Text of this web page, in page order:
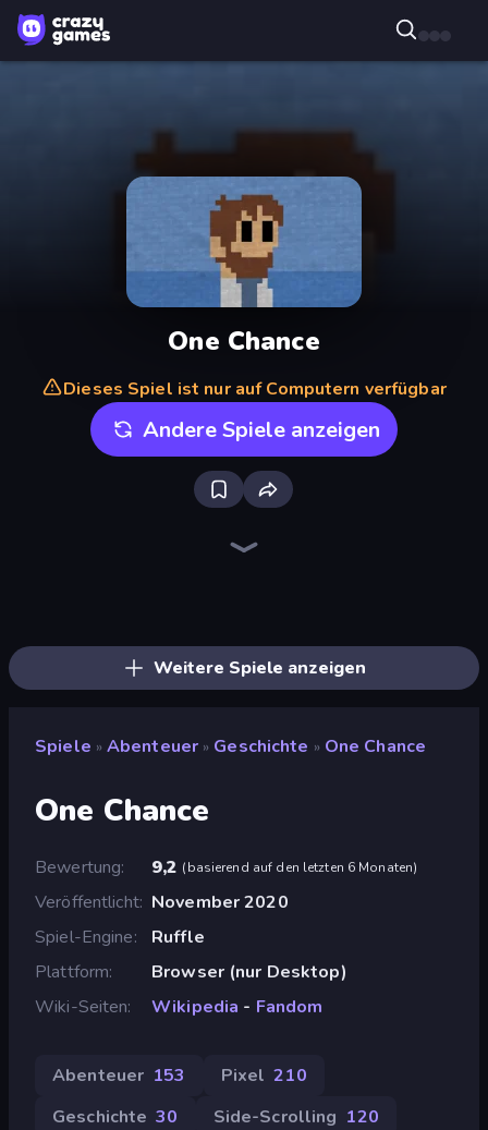
One Chance
Dieses Spiel ist nur auf Computern verfügbar
Andere Spiele anzeigen
Weitere Spiele anzeigen
Spiele » Abenteuer » Geschichte » One Chance
One Chance
Bewertung 9,2 (basierend auf den letzten 6 Monaten)
Veröffentlicht November 2020
Spiel-Engine
Ruffle
Plattform
Browser (nur Desktop)
Wiki-Seiten
Wikipedia - Fandom
Abenteuer 153 Pixel 210
Geschichte 30 Side-Scrolling 120